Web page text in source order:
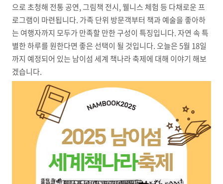
으로 초청해 전통 공연, 그림책 전시, 웰니스 체험 등 다채로운 프
로그램이 마련됩니다. 가족 단위 방문객부터 책과 예술을 좋아하
는 여행자까지 모두가 만족할 만한 구성이 특징입니다. 자연 속 특
별한 하루를 원한다면 좋은 선택이 될 것입니다. 오늘은 5월 18일
까지 예정되어 있는 남이섬 세계 책나라 축제에 대해 이야기 해보
겠습니다.